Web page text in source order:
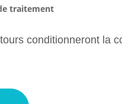
traitement
conditionneront la